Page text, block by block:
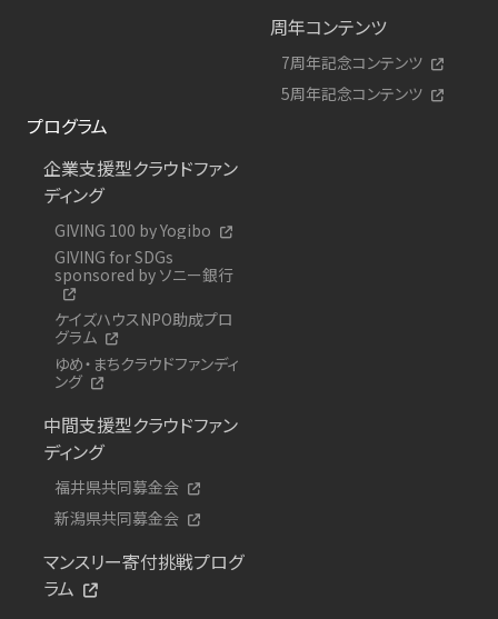
周年コンテンツ
7周年記念コンテンツ
5周年記念コンテンツ
プログラム
企業支援型クラウドファン
ディング
GIVING 100 by Yogibo
GIVING for SDGs
sponsored by ソニー銀行
ケイズハウスNPO助成プロ
グラム
ゆめ・まちクラウドファンディ
ング
中間支援型クラウドファン
ディング
福井県共同募金会
新潟県共同募金会
マンスリー寄付挑戦プログ
ラム